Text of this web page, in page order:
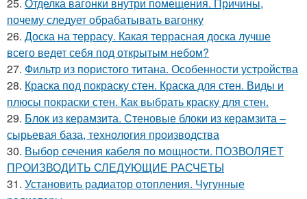
почему следует обрабатывать вагонку
26. Доска на террасу. Какая террасная доска лучше
всего ведет себя под открытым небом?
27. Фильтр из пористого титана. Особенности устройства
28. Краска под покраску стен. Краска для стен. Виды и
плюсы покраски стен. Как выбрать краску для стен.
29. Блок из керамзита. Стеновые блоки из керамзита –
сырьевая база, технология производства
30. Выбор сечения кабеля по мощности. ПОЗВОЛЯЕТ
ПРОИЗВОДИТЬ СЛЕДУЮЩИЕ РАСЧЕТЫ
31. Установить радиатор отопления. Чугунные